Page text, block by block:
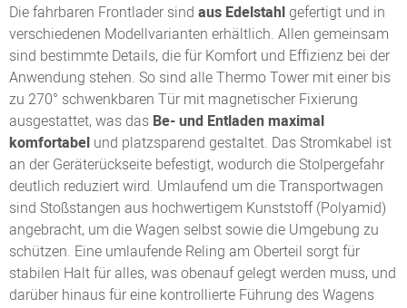
Die fahrbaren Frontlader sind aus Edelstahl gefertigt und in
verschiedenen Modellvarianten erhältlich. Allen gemeinsam
sind bestimmte Details, die für Komfort und Effizienz bei der
Anwendung stehen. So sind alle Thermo Tower mit einer bis
zu 270° schwenkbaren Tür mit magnetischer Fixierung
ausgestattet, was das Be- und Entladen maximal
komfortabel und platzsparend gestaltet. Das Stromkabel ist
an der Geräterückseite befestigt, wodurch die Stolpergefahr
deutlich reduziert wird. Umlaufend um die Transportwagen
sind Stoßstangen aus hochwertigem Kunststoff (Polyamid)
angebracht, um die Wagen selbst sowie die Umgebung zu
schützen. Eine umlaufende Reling am Oberteil sorgt für
stabilen Halt für alles, was obenauf gelegt werden muss, und
darüber hinaus für eine kontrollierte Führung des Wagens